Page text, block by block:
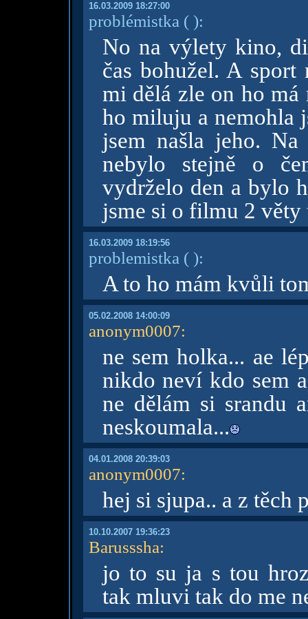
16.03.2009 18:27:00
problémistka ( ):
No na výlety kino,
čas bohužel. A sport
mi dělá zle on ho má
ho miluju a nemohla
jsem našla jeho.
nebylo stejně o
vydrželo den a bylo
jsme si o filmu 2 věty
16.03.2009 18:19:56
problemistka ( ):
A to ho mám kvůli
05.02.2008 14:00:09
anonym0007:
ne sem holka... ae
nikdo neví kdo sem
ne dělám si srandu
neskoumala...
04.01.2008 20:39:03
anonym0007:
hej si sjupa.. a z těch
10.10.2007 19:36:23
Barusssha:
jo to su ja s tou
tak mluvi tak do me